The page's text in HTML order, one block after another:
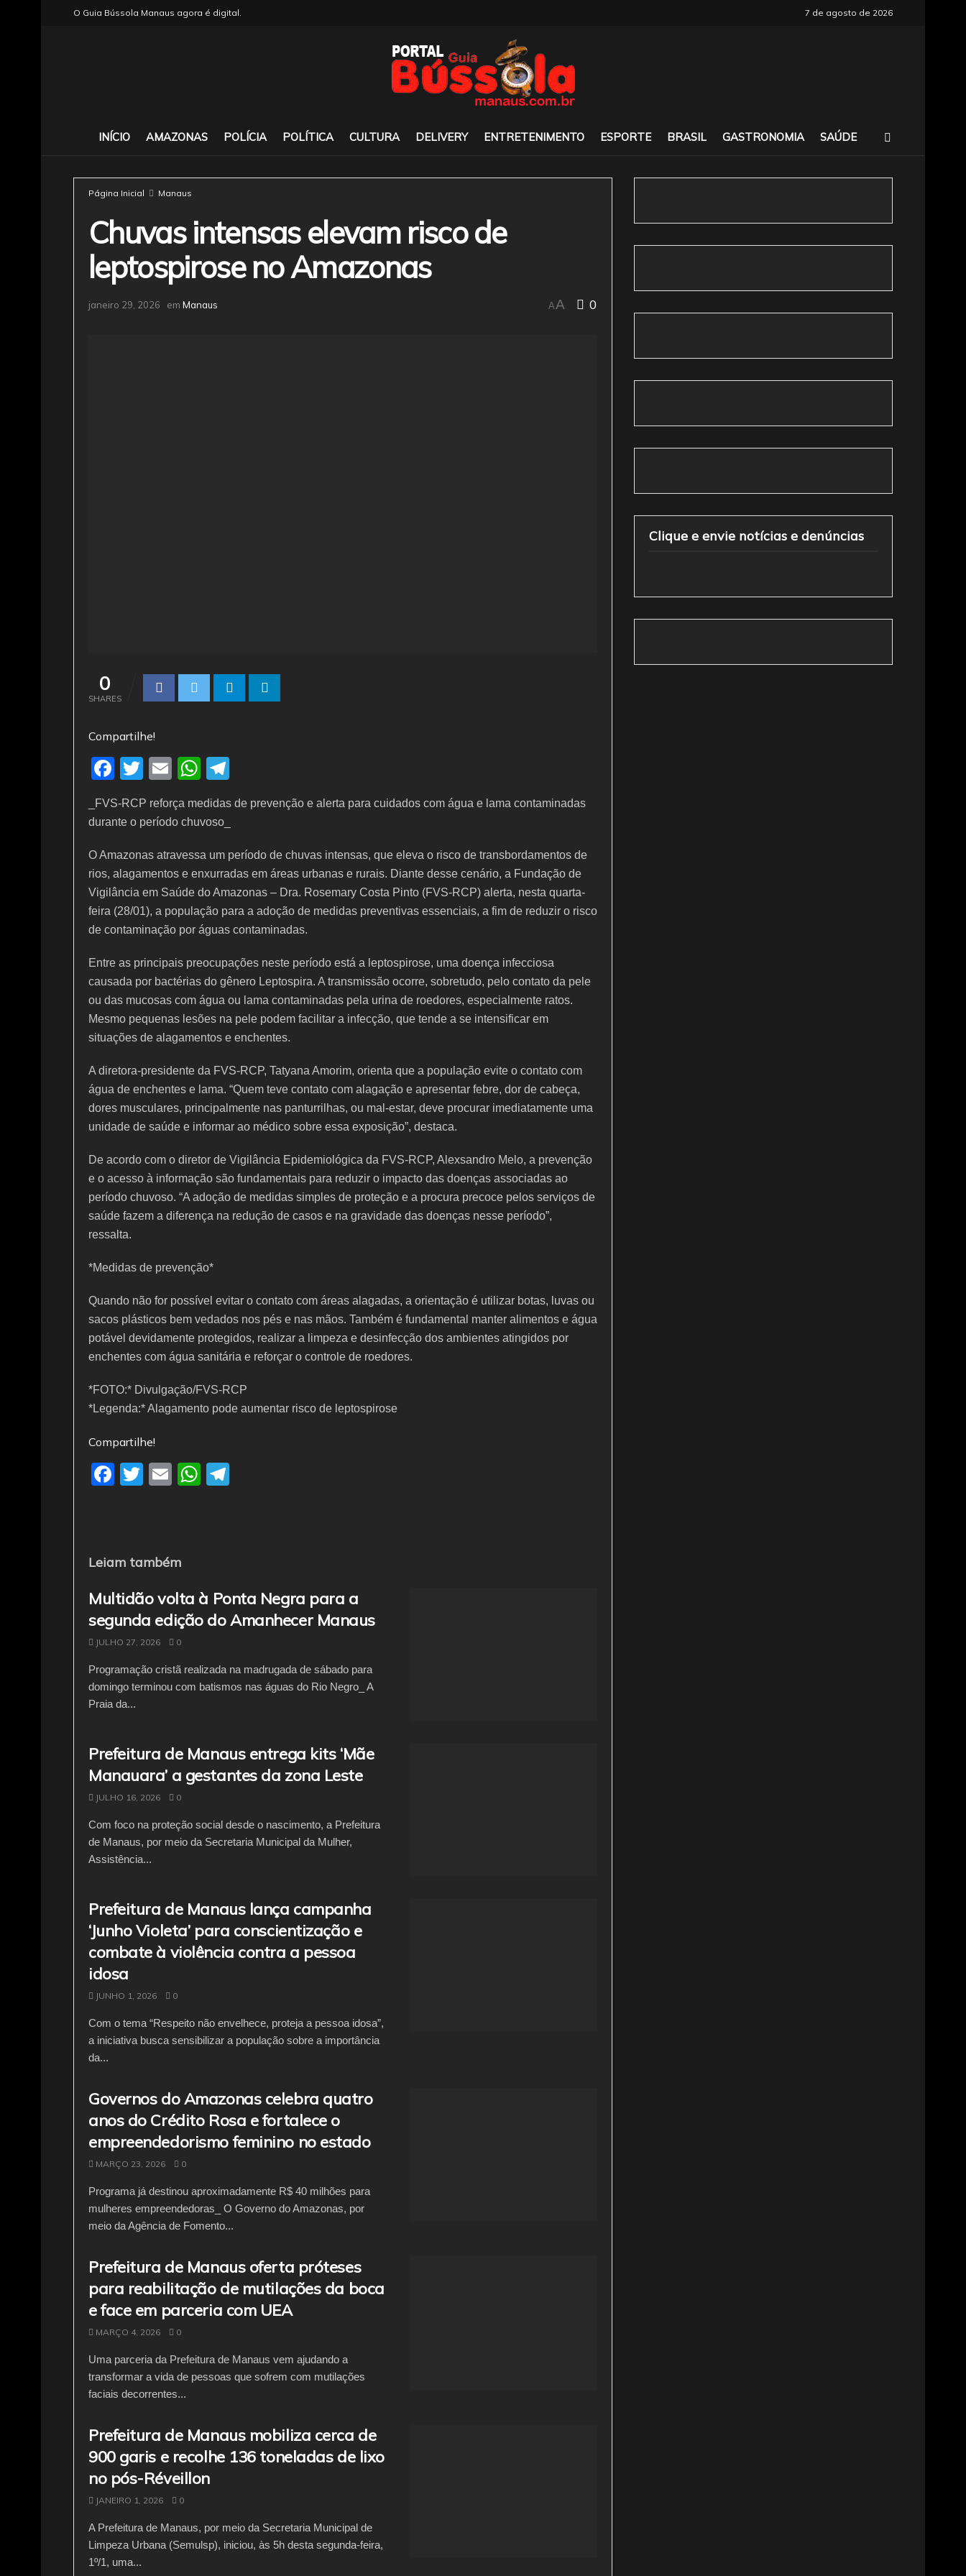
O Guia Bússola Manaus agora é digital. 7 de agosto de 2026
INÍCIO AMAZONAS POLÍCIA POLÍTICA CULTURA DELIVERY ENTRETENIMENTO ESPORTE BRASIL GASTRONOMIA SAÚDE
Página Inicial Manaus
Chuvas intensas elevam risco de
leptospirose no Amazonas
janeiro 29, 2026 em Manaus AA 0
0
SHARES
Compartilhe!
F
a
c
b
o
o
k
T
w
itt
E
ai
W
h
at
A
p
p
el
e
gr
a
m
_FVS-RCP reforça medidas de prevenção e alerta para cuidados com água e lama contaminadas
durante o período chuvoso_
O Amazonas atravessa um período de chuvas intensas, que eleva o risco de transbordamentos de
rios, alagamentos e enxurradas em áreas urbanas e rurais. Diante desse cenário, a Fundação de
Vigilância em Saúde do Amazonas – Dra. Rosemary Costa Pinto (FVS-RCP) alerta, nesta quarta-
feira (28/01), a população para a adoção de medidas preventivas essenciais, a fim de reduzir o risco
de contaminação por águas contaminadas.
Entre as principais preocupações neste período está a leptospirose, uma doença infecciosa
causada por bactérias do gênero Leptospira. A transmissão ocorre, sobretudo, pelo contato da pele
ou das mucosas com água ou lama contaminadas pela urina de roedores, especialmente ratos.
Mesmo pequenas lesões na pele podem facilitar a infecção, que tende a se intensificar em
situações de alagamentos e enchentes.
A diretora-presidente da FVS-RCP, Tatyana Amorim, orienta que a população evite o contato com
água de enchentes e lama. “Quem teve contato com alagação e apresentar febre, dor de cabeça,
dores musculares, principalmente nas panturrilhas, ou mal-estar, deve procurar imediatamente uma
unidade de saúde e informar ao médico sobre essa exposição”, destaca.
De acordo com o diretor de Vigilância Epidemiológica da FVS-RCP, Alexsandro Melo, a prevenção
e o acesso à informação são fundamentais para reduzir o impacto das doenças associadas ao
período chuvoso. “A adoção de medidas simples de proteção e a procura precoce pelos serviços de
saúde fazem a diferença na redução de casos e na gravidade das doenças nesse período”,
ressalta.
*Medidas de prevenção*
Quando não for possível evitar o contato com áreas alagadas, a orientação é utilizar botas, luvas ou
sacos plásticos bem vedados nos pés e nas mãos. Também é fundamental manter alimentos e água
potável devidamente protegidos, realizar a limpeza e desinfecção dos ambientes atingidos por
enchentes com água sanitária e reforçar o controle de roedores.
*FOTO:* Divulgação/FVS-RCP
*Legenda:* Alagamento pode aumentar risco de leptospirose
Compartilhe!
F
b
o
o
k
T
E
W
p
p
m
Leiam também
Multidão volta à Ponta Negra para a
segunda edição do Amanhecer Manaus
JULHO 27, 2026 0
Programação cristã realizada na madrugada de sábado para
domingo terminou com batismos nas águas do Rio Negro_ A
Praia da...
Prefeitura de Manaus entrega kits ‘Mãe
Manauara’ a gestantes da zona Leste
JULHO 16, 2026 0
Com foco na proteção social desde o nascimento, a Prefeitura
de Manaus, por meio da Secretaria Municipal da Mulher,
Assistência...
Prefeitura de Manaus lança campanha
‘Junho Violeta’ para conscientização e
combate à violência contra a pessoa
idosa
JUNHO 1, 2026 0
Com o tema “Respeito não envelhece, proteja a pessoa idosa”,
a iniciativa busca sensibilizar a população sobre a importância
da...
Governos do Amazonas celebra quatro
anos do Crédito Rosa e fortalece o
empreendedorismo feminino no estado
MARÇO 23, 2026 0
Programa já destinou aproximadamente R$ 40 milhões para
mulheres empreendedoras_ O Governo do Amazonas, por
meio da Agência de Fomento...
Prefeitura de Manaus oferta próteses
para reabilitação de mutilações da boca
e face em parceria com UEA
MARÇO 4, 2026 0
Uma parceria da Prefeitura de Manaus vem ajudando a
transformar a vida de pessoas que sofrem com mutilações
faciais decorrentes...
Prefeitura de Manaus mobiliza cerca de
900 garis e recolhe 136 toneladas de lixo
no pós-Réveillon
JANEIRO 1, 2026 0
A Prefeitura de Manaus, por meio da Secretaria Municipal de
Limpeza Urbana (Semulsp), iniciou, às 5h desta segunda-feira,
1º/1, uma...
Clique e envie notícias e denúncias